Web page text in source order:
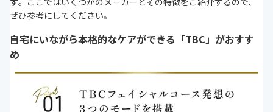
ぜひ参考にしてください。
自宅にいながら本格的なケアができる「TBC」がおすす
め